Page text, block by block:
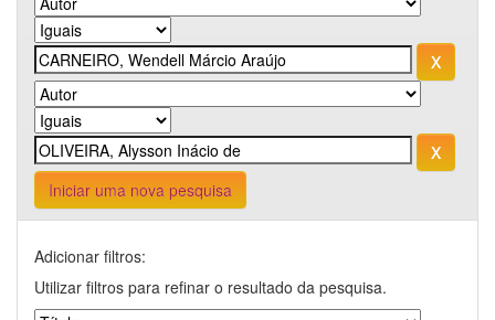
Iniciar uma nova pesquisa
Adicionar filtros:
Utilizar filtros para refinar o resultado da pesquisa.